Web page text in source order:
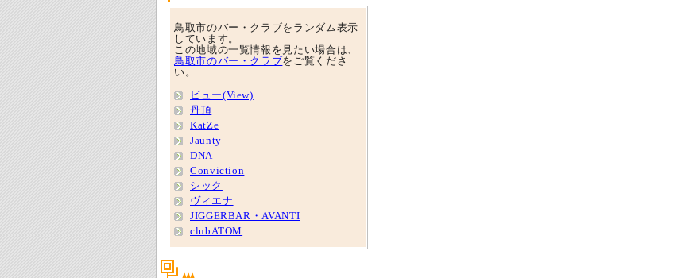
鳥取市のバー・クラブをランダム表示
しています。
この地域の一覧情報を見たい場合は、
鳥取市のバー・クラブをご覧くださ
い。
ビュー(View)
丹頂
KatZe
Jaunty
DNA
Conviction
シック
ヴィエナ
JIGGERBAR・AVANTI
clubATOM